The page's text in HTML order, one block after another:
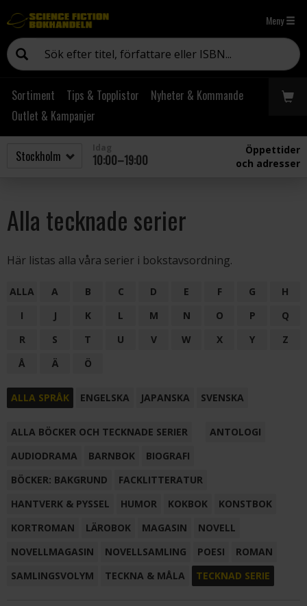
Meny
Sortiment Tips & Topplistor
Nyheter & Kommande
Outlet & Kampanjer
10:00–19:00
Öppettider
och adresser
Alla tecknade serier
Här listas alla våra serier i bokstavsordning.
ALLA A B C D E F G
H
I
J K L M N O P
Q
R
S T U V W X Y
Z
Å
Ä Ö
ALLA SPRÅK ENGELSKA JAPANSKA SVENSKA
ALLA BÖCKER OCH TECKNADE SERIER
ANTOLOGI
AUDIODRAMA
BARNBOK
BIOGRAFI
BÖCKER: BAKGRUND
FACKLITTERATUR
HANTVERK & PYSSEL
HUMOR KOKBOK
KONSTBOK
KORTROMAN
LÄROBOK MAGASIN
NOVELL
NOVELLMAGASIN
NOVELLSAMLING POESI
ROMAN
SAMLINGSVOLYM
TECKNA & MÅLA TECKNAD SERIE